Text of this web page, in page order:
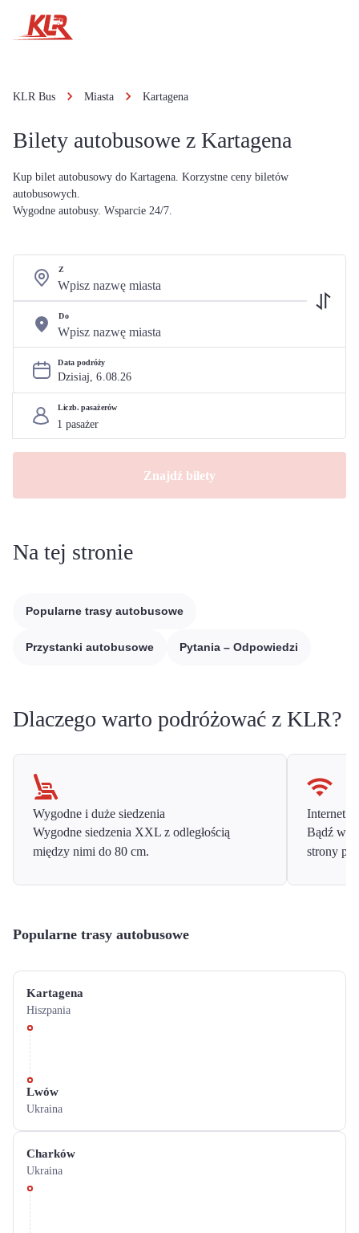
KLR Bus Miasta Kartagena
Bilety autobusowe z Kartagena
Kup bilet autobusowy do Kartagena. Korzystne ceny biletów
autobusowych.
Wygodne autobusy. Wsparcie 24/7.
Z
Do
Data podróży
Dzisiaj, 6.08.26
Liczb. pasażerów
Znajdź bilety
Na tej stronie
Popularne trasy autobusowe
Przystanki autobusowe Pytania – Odpowiedzi
Dlaczego warto podróżować z KLR?
Wygodne i duże siedzenia
Wygodne siedzenia XXL z odległością
między nimi do 80 cm.
Internet
Bądź w
strony
Popularne trasy autobusowe
Kartagena
Hiszpania
Lwów
Ukraina
Charków
Ukraina